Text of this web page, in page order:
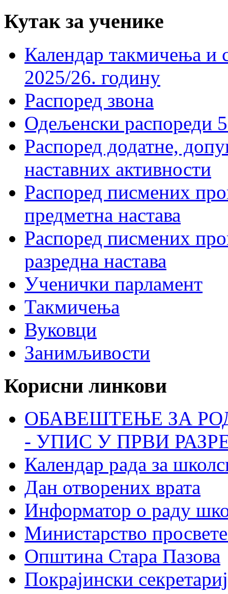
Кутак за ученике
Календар такмичења
2025/26. годину
Распоред звона
Одељенски распореди
Распоред додатне,
наставних активности
Распоред писмених
предметна настава
Распоред писмених
разредна настава
Ученички парламент
Такмичења
Вуковци
Занимљивости
Корисни линкови
ОБАВЕШТЕЊЕ ЗА
- УПИС У ПРВИ
Календар рада за
Дан отворених врата
Информатор о раду
Министарство
Општина Стара Пазова
Покрајински